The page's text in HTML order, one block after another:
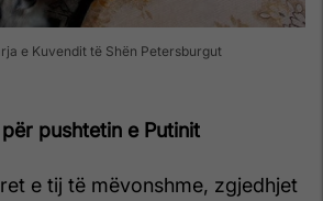
e Kuvendit të Shën Petersburgut
pushtetin e Putinit
e tij të mëvonshme, zgjedhjet